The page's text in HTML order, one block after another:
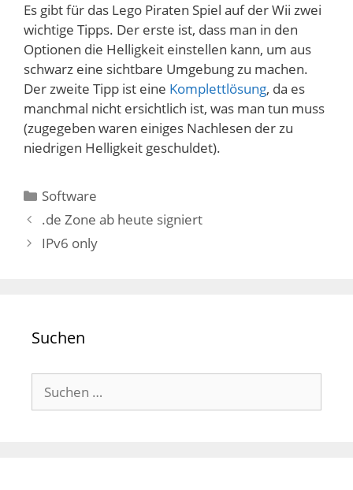
Es gibt für das Lego Piraten Spiel auf der Wii zwei
wichtige Tipps. Der erste ist, dass man in den
Optionen die Helligkeit einstellen kann, um aus
schwarz eine sichtbare Umgebung zu machen.
Der zweite Tipp ist eine Komplettlösung, da es
manchmal nicht ersichtlich ist, was man tun muss
(zugegeben waren einiges Nachlesen der zu
niedrigen Helligkeit geschuldet).
Kategorien
Software
.de Zone ab heute signiert
IPv6 only
Suchen
Suchen
nach: